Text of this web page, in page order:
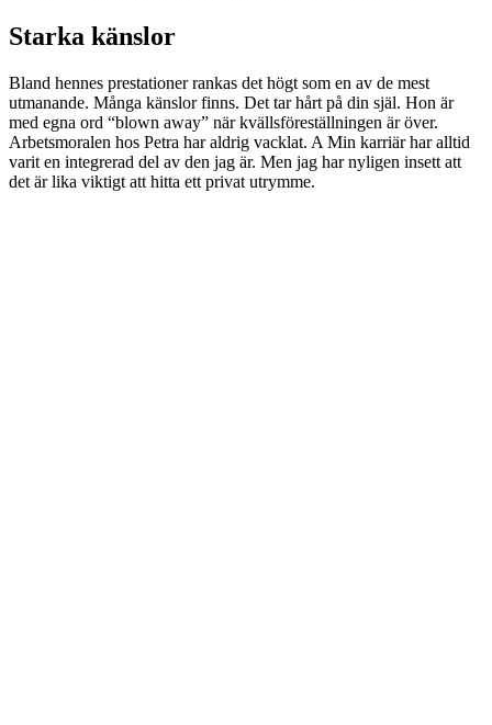
Starka känslor
Bland hennes prestationer rankas det högt som en av de mest
utmanande. Många känslor finns. Det tar hårt på din själ. Hon är
med egna ord “blown away” när kvällsföreställningen är över.
Arbetsmoralen hos Petra har aldrig vacklat. A Min karriär har alltid
varit en integrerad del av den jag är. Men jag har nyligen insett att
det är lika viktigt att hitta ett privat utrymme.